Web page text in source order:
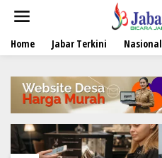
t
Home Jabar Terkini Nasional